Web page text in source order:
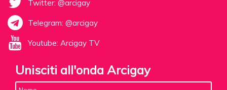
Twitter: @arcigay
Telegram: @arcigay
Youtube: Arcigay TV
Unisciti all'onda Arcigay